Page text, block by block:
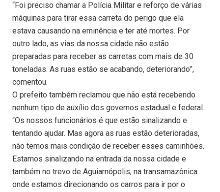
“Foi preciso chamar a Polícia Militar e reforço de várias
máquinas para tirar essa carreta do perigo que ela
estava causando na eminência e ter até mortes. Por
outro lado, as vias da nossa cidade não estão
preparadas para receber as carretas com mais de 30
toneladas. As ruas estão se acabando, deteriorando”,
comentou.
O prefeito também reclamou que não está recebendo
nenhum tipo de auxílio dos governos estadual e federal.
“Os nossos funcionários é que estão sinalizando e
tentando ajudar. Mas agora as ruas estão deterioradas,
não temos mais condição de receber esses caminhões.
Estamos sinalizando na entrada da nossa cidade e
também no trevo de Aguiarnópolis, na transamazônica.
onde estamos direcionando os carros para ir por o